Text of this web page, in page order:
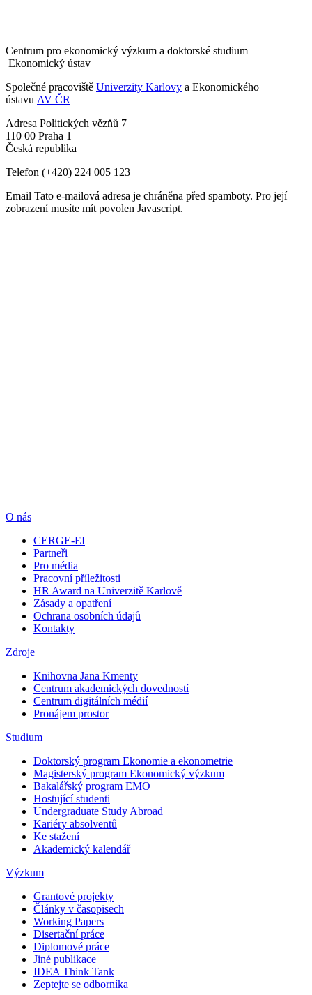
Centrum pro ekonomický výzkum a doktorské studium –
Ekonomický ústav
Společné pracoviště Univerzity Karlovy a Ekonomického
ústavu AV ČR
Adresa Politických vězňů 7
110 00 Praha 1
Česká republika
Telefon (+420) 224 005 123
Email Tato e-mailová adresa je chráněna před spamboty. Pro její
zobrazení musíte mít povolen Javascript.
O nás
CERGE-EI
Partneři
Pro média
Pracovní příležitosti
HR Award na Univerzitě Karlově
Zásady a opatření
Ochrana osobních údajů
Kontakty
Zdroje
Knihovna Jana Kmenty
Centrum akademických dovedností
Centrum digitálních médií
Pronájem prostor
Studium
Doktorský program Ekonomie a ekonometrie
Magisterský program Ekonomický výzkum
Bakalářský program EMO
Hostující studenti
Undergraduate Study Abroad
Kariéry absolventů
Ke stažení
Akademický kalendář
Výzkum
Grantové projekty
Články v časopisech
Working Papers
Disertační práce
Diplomové práce
Jiné publikace
IDEA Think Tank
Zeptejte se odborníka